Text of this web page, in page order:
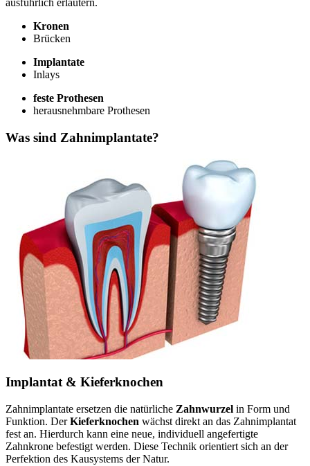
ausführlich erläutern.
Kronen
Brücken
Implantate
Inlays
feste Prothesen
herausnehmbare Prothesen
Was sind Zahnimplantate?
Implantat & Kieferknochen
Zahnimplantate ersetzen die natürliche Zahnwurzel in Form und
Funktion. DerKieferknochen wächst direkt an das Zahnimplantat
fest an. Hierdurch kann eine neue, individuell angefertigte
Zahnkrone befestigt werden. Diese Technik orientiert sich an der
Perfektion des Kausystems der Natur.